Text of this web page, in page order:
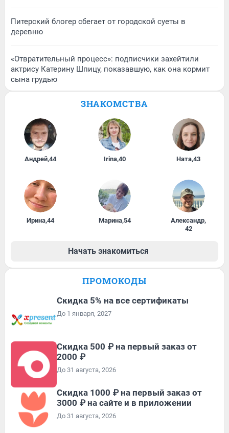
Питерский блогер сбегает от городской суеты в
деревню
«Отвратительный процесс»: подписчики захейтили
актрису Катерину Шпицу, показавшую, как она кормит
сына грудью
ЗНАКОМСТВА
Андрей,44 Irina,40 Ната,43
Ирина,44 Марина,54 Александр,
42
Начать знакомиться
ПРОМОКОДЫ
Скидка 5% на все сертификаты
До 1 января, 2027
Скидка 500 ₽ на первый заказ от
2000 ₽
До 31 августа, 2026
Скидка 1000 ₽ на первый заказ от
3000 ₽ на сайте и в приложении
До 31 августа, 2026